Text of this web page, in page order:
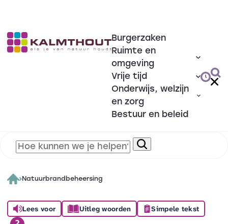
Burgerzaken
Ruimte en
omgeving
Vrije tijd
Onderwijs, welzijn
en zorg
Bestuur en beleid
Natuurbrandbeheersing
Lees voor Uitleg woorden Simpele tekst